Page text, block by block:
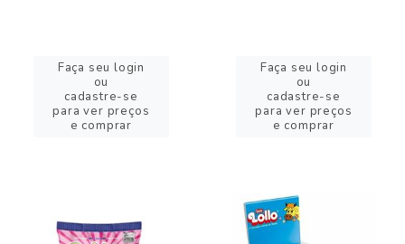
Faça seu login
ou
cadastre-se
para ver preços
e comprar
Faça seu login
ou
cadastre-se
para ver preços
e comprar